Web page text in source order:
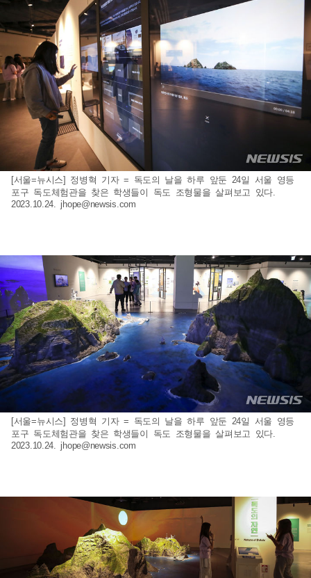
[서울=뉴시스] 정병혁 기자 = 독도의 날을 하루 앞둔 24일 서울 영등
포구 독도체험관을 찾은 학생들이 독도 조형물을 살펴보고 있다.
2023.10.24. jhope@newsis.com
[서울=뉴시스] 정병혁 기자 = 독도의 날을 하루 앞둔 24일 서울 영등
포구 독도체험관을 찾은 학생들이 독도 조형물을 살펴보고 있다.
2023.10.24. jhope@newsis.com